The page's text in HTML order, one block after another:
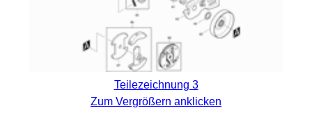
Teilezeichnung 3
Zum Vergrößern anklicken